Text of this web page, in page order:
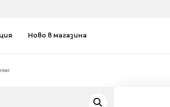
Ново в магазина